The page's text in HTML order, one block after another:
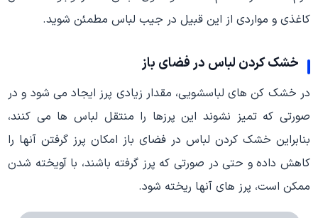
کاغذی و مواردی از این قبیل در جیب لباس مطمئن شوید.
خشک کردن لباس در فضای باز
در خشک کن های لباسشویی، مقدار زیادی پرز ایجاد می شود و در
صورتی که تمیز نشوند این پرزها را منتقل لباس ها می کنند،
بنابراین خشک کردن لباس در فضای باز امکان پرز گرفتن آنها را
کاهش داده و حتی در صورتی که پرز گرفته باشند، با آویخته شدن
ممکن است، پرز های آنها ریخته شود.